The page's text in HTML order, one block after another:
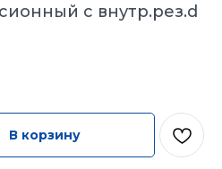
с внутр.рез.d
В корзину